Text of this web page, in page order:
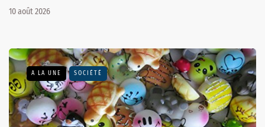
10 août 2026
A LA UNE SOCIÉTÉ